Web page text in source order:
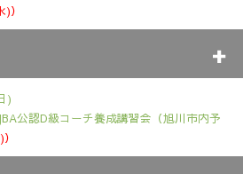
）
)
公認D級コーチ養成講習会（旭川市内予